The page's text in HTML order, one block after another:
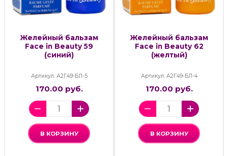
Желейный бальзам
Face in Beauty 59
(синий)
Артикул: А2Г49-БЛ-5
170.00 руб.
В КОРЗИНУ
Желейный бальзам
Face in Beauty 62
(желтый)
Артикул: А2Г49-БЛ-4
170.00 руб.
В КОРЗИНУ